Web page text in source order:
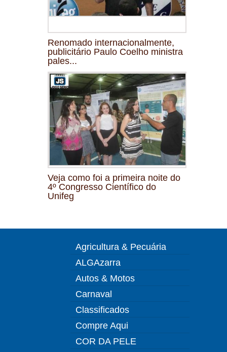
Renomado internacionalmente,
publicitário Paulo Coelho ministra
pales...
Veja como foi a primeira noite do
4º Congresso Científico do
Unifeg
Agricultura & Pecuária
ALGAzarra
Autos & Motos
Carnaval
Classificados
Compre Aqui
COR DA PELE